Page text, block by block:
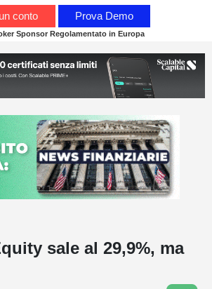
conto Prova Demo
Sponsor Regolamentato in Europa
sale al 29,9%, ma